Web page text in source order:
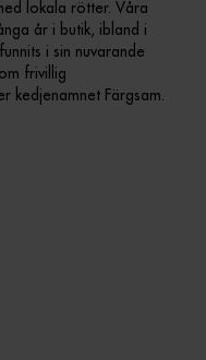
lokala rötter. Våra
år i butik, ibland i
i sin nuvarande
frivillig
kedjenamnet Färgsam.